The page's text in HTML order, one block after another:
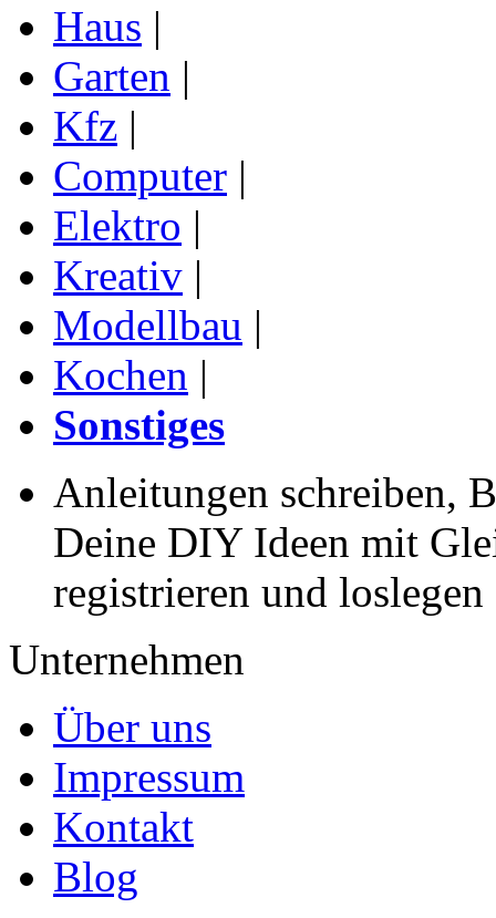
Haus |
Garten |
Kfz |
Computer |
Elektro |
Kreativ |
Modellbau |
Kochen |
Sonstiges
Anleitungen schreiben,
Deine DIY Ideen mit
registrieren und loslegen
Unternehmen
Über uns
Impressum
Kontakt
Blog